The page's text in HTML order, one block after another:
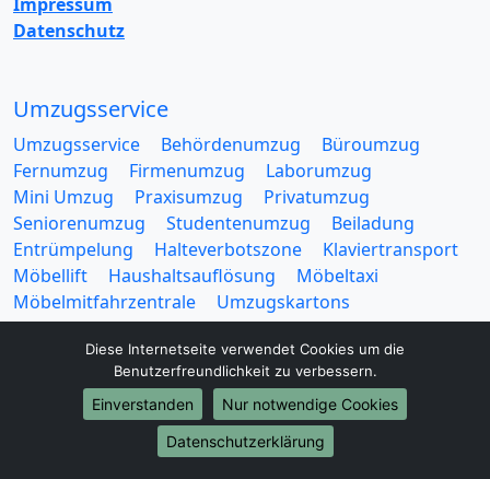
Datenschutz
Umzugsservice
Umzugsservice Behördenumzug
Büroumzug
Fernumzug
Firmenumzug
Laborumzug
Mini Umzug
Praxisumzug
Privatumzug
Seniorenumzug
Studentenumzug
Beiladung
Entrümpelung
Halteverbotszone
Klaviertransport
Möbellift
Haushaltsauflösung
Möbeltaxi
Möbelmitfahrzentrale
Umzugskartons
Europa-Umzüge
Diese Internetseite verwendet Cookies um die
Benutzerfreundlichkeit zu verbessern.
Einverstanden
Nur notwendige Cookies
Datenschutzerklärung